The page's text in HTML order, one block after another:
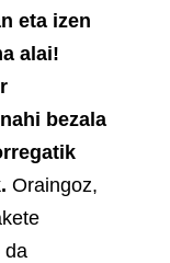
eta izen
alai!
bezala
Oraingoz,
da